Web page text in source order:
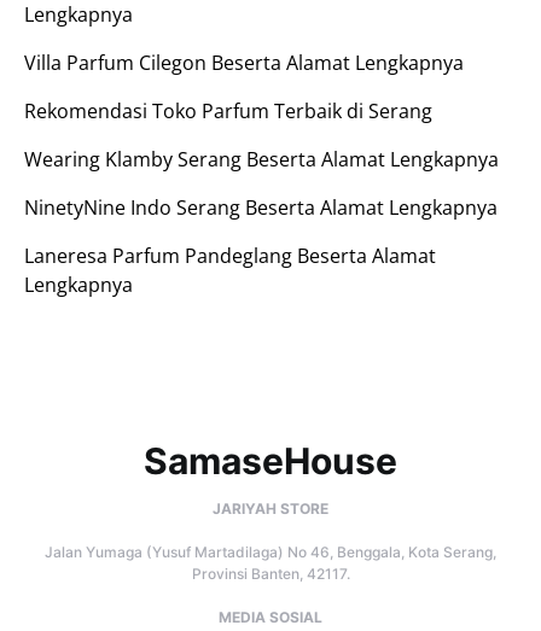
Lengkapnya
Villa Parfum Cilegon Beserta Alamat Lengkapnya
Rekomendasi Toko Parfum Terbaik di Serang
Wearing Klamby Serang Beserta Alamat Lengkapnya
NinetyNine Indo Serang Beserta Alamat Lengkapnya
Laneresa Parfum Pandeglang Beserta Alamat
Lengkapnya
SamaseHouse
JARIYAH STORE
Jalan Yumaga (Yusuf Martadilaga) No 46, Benggala, Kota Serang,
Provinsi Banten, 42117.
MEDIA SOSIAL